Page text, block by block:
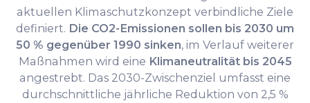
aktuellen Klimaschutzkonzept verbindliche Ziele
definiert. Die CO2-Emissionen sollen bis 2030 um
50 % gegenüber 1990 sinken, im Verlauf weiterer
Maßnahmen wird eine Klimaneutralität bis 2045
angestrebt. Das 2030-Zwischenziel umfasst eine
durchschnittliche jährliche Reduktion von 2,5 %